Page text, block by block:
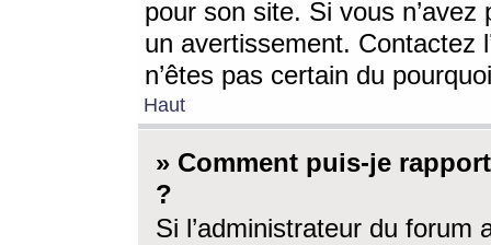
pour son site. Si vous
un avertissement. Contactez
n’êtes pas certain du
Haut
» Comment puis-je
?
Si l’administrateur du forum